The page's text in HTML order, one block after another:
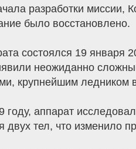
разработки миссии,
было восстановлено.
состоялся 19
неожиданно
крупнейшим ледником
году, аппарат
двух тел, что изменило